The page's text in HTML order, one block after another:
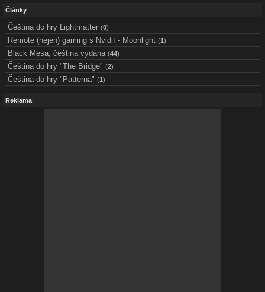
Články
Čeština do hry Lightmatter (0)
Remote (nejen) gaming s Nvidií - Moonlight (1 )
Black Mesa, čeština vydána (44)
Čeština do hry "The Bridge" (2)
Čeština do hry "Patterna" (1 )
Reklama